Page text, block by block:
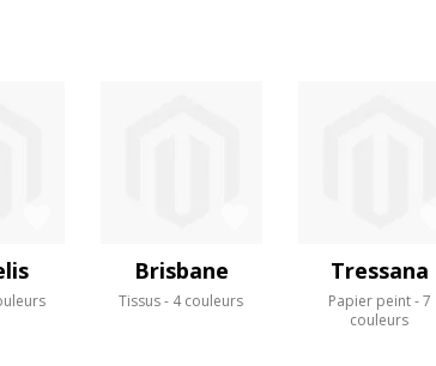
Brisbane
Tissus 4 couleurs
Tressana
Papier peint
7
couleurs